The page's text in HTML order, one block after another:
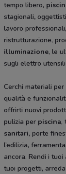
tempo libero,
stagionali,
lavoro
ristrutturazione,
illuminazione, le
sugli elettro
Cerchi materiali per
qualità e
offrirti nuovi
pulizia per piscina,
sanitari, porte
l’edilizia,
ancora. Rendi i
tuoi progetti,